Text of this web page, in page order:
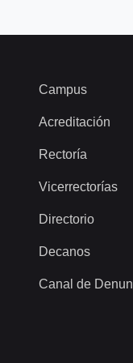
Campus
Acreditación
Rectoría
Vicerrectorías
Directorio
Decanos
Canal de